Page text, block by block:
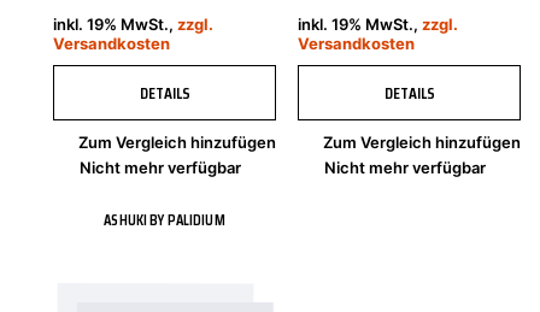
inkl. 19% MwSt., zzgl.
Versandkosten
DETAILS
Zum Vergleich hinzufügen
Nicht mehr verfügbar
inkl. 19% MwSt., zzgl.
Versandkosten
DETAILS
Zum Vergleich hinzufügen
Nicht mehr verfügbar
ASHUKI BY PALIDIUM